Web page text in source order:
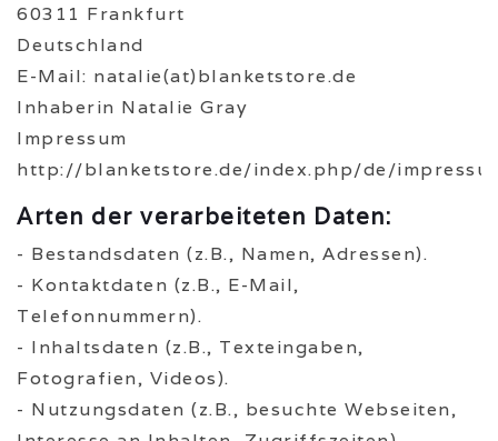
60311 Frankfurt
Deutschland
E-Mail: natalie(at)blanketstore.de
Inhaberin Natalie Gray
Impressum
http://blanketstore.de/index.php/de/
Arten der verarbeiteten Daten:
- Bestandsdaten (z.B., Namen, Adressen).
- Kontaktdaten (z.B., E-Mail,
Telefonnummern).
- Inhaltsdaten (z.B., Texteingaben,
Fotografien, Videos).
- Nutzungsdaten (z.B., besuchte Webseiten,